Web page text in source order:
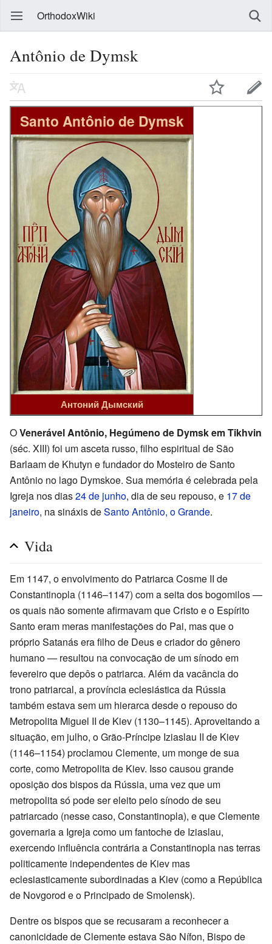
OrthodoxWiki
Antônio de Dymsk
Santo Antônio de Dymsk
Антоний Дымский
OVenerável Antônio, Hegúmeno de Dymsk em Tikhvin
(séc. XIII) foi um asceta russo, filho espiritual de São
Barlaam de Khutyn e fundador do Mosteiro de Santo
Antônio no lago Dymskoe. Sua memória é celebrada pela
Igreja nos dias24 de junho, dia de seu repouso, e 17 de
janeiro, na sináxis deSanto Antônio, o Grande.
Vida
Em 1147, o envolvimento do Patriarca Cosme II de
Constantinopla (1146–1147) com a seita dos bogomilos —
os quais não somente afirmavam que Cristo e o Espírito
Santo eram meras manifestações do Pai, mas que o
próprio Satanás era filho de Deus e criador do gênero
humano — resultou na convocação de um sínodo em
fevereiro que depôs o patriarca. Além da vacância do
trono patriarcal, a província eclesiástica da Rússia
também estava sem um hierarca desde o repouso do
Metropolita Miguel II de Kiev (1130–1145). Aproveitando a
situação, em julho, o Grão-Príncipe Iziaslau II de Kiev
(1146–1154) proclamou Clemente, um monge de sua
corte, como Metropolita de Kiev. Isso causou grande
oposição dos bispos da Rússia, uma vez que um
metropolita só pode ser eleito pelo sínodo de seu
patriarcado (nesse caso, Constantinopla), e que Clemente
governaria a Igreja como um fantoche de Iziaslau,
exercendo influência contrária a Constantinopla nas terras
politicamente independentes de Kiev mas
eclesiasticamente subordinadas a Kiev (como a República
de Novgorod e o Principado de Smolensk).
Dentre os bispos que se recusaram a reconhecer a
canonicidade de Clemente estava São Nífon, Bispo de